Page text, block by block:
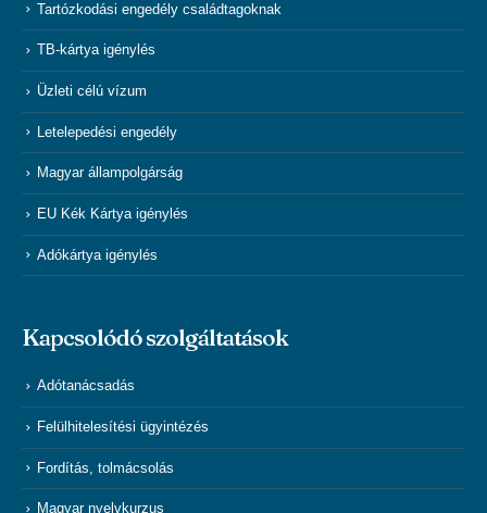
Tartózkodási engedély családtagoknak
TB-kártya igénylés
Üzleti célú vízum
Letelepedési engedély
Magyar állampolgárság
EU Kék Kártya igénylés
Adókártya igénylés
Kapcsolódó szolgáltatások
Adótanácsadás
Felülhitelesítési ügyintézés
Fordítás, tolmácsolás
Magyar nyelvkurzus